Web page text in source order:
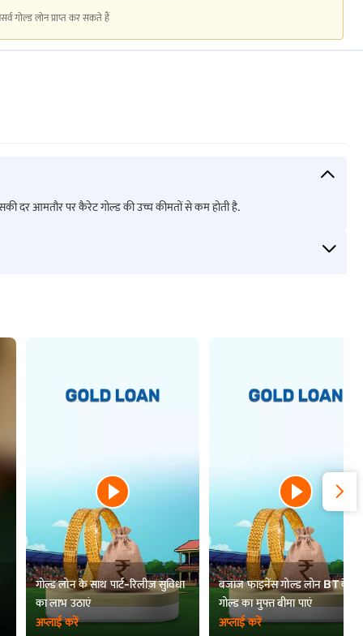
दिल्ली में सोने का भाव
केरल में सोने का भाव
चंडीगढ़ में सोने का भाव
तेलंगाना में सोने का भाव
त्रिपुरा में गोल्ड दर
गोल्ड लोन प्राप्त कर सकते हैं
दर आमतौर पर कैरेट गोल्ड की उच्च कीमतों से कम होती है.
गोल्ड लोन के साथ पार्ट-रिलीज़ सुविधा
का लाभ उठाएं
अप्लाई करें
बजाज फाइनेंस गोल्ड लोन BT के
गोल्ड का मुफ्त बीमा पाएं
अप्लाई करें